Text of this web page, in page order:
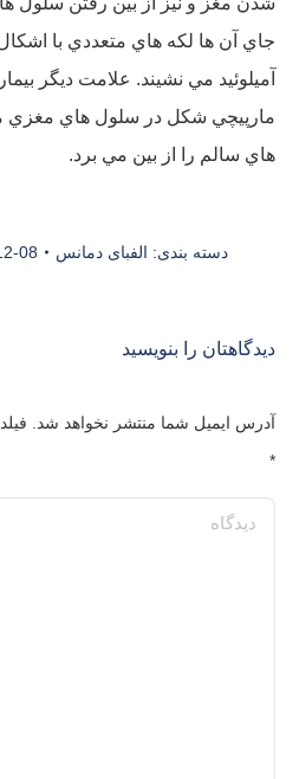
جاي آن ها لكه هاي متعددي با
آمیلوئید مي نشيند. علامت ديگر
مارپيچي شكل در سلول هاي مغزي
هاي سالم را از بين مي برد.
دسته بندی: الفبای دمانس 08
دیدگاهتان را بنویسید
آدرس ایمیل شما منتشر نخواهد شد.
*
دیدگاه